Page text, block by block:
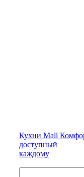
Кухни Mall
доступный
каждому